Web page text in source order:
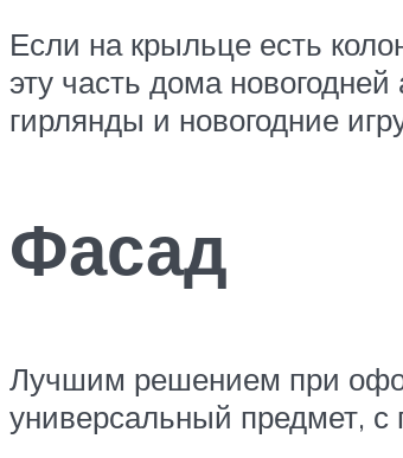
Если на крыльце есть
эту часть дома
гирлянды и новогодние
Фасад
Лучшим решением при
универсальный предмет, с